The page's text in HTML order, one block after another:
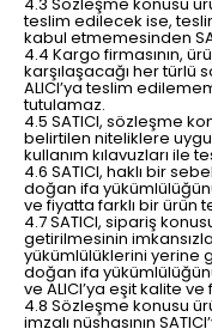
teslim edilecek ise,
kabul etmemesinden
4.4 Kargo firmasının,
karşılaşacağı her türlü
ALICI’ya teslim
tutulamaz.
4.5 SATICI, sözleşme
belirtilen niteliklere
kullanım kılavuzları ile
4.6 SATICI, haklı bir
doğan ifa
ve fiyatta farklı bir ürün
4.7 SATICI, sipariş
getirilmesinin
yükümlülüklerini yerine
doğan ifa
ve ALICI’ya eşit kalite
4.8 Sözleşme konusu
imzalı nüshasının